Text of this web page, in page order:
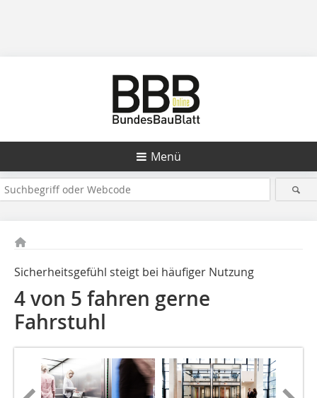
Menü
Sicherheitsgefühl steigt bei häufiger Nutzung
4 von 5 fahren gerne
Fahrstuhl